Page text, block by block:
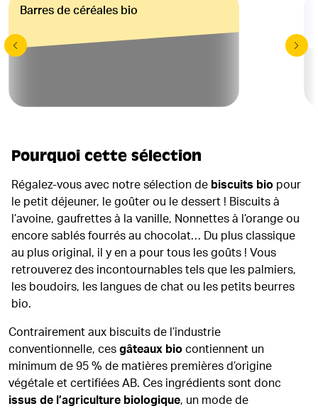
Barres de céréales bio
Pourquoi cette sélection
Régalez-vous avec notre sélection de biscuits bio pour
le petit déjeuner, le goûter ou le dessert ! Biscuits à
l’avoine, gaufrettes à la vanille, Nonnettes à l’orange ou
encore sablés fourrés au chocolat… Du plus classique
au plus original, il y en a pour tous les goûts ! Vous
retrouverez des incontournables tels que les palmiers,
les boudoirs, les langues de chat ou les petits beurres
bio.
Contrairement aux biscuits de l’industrie
conventionnelle, ces gâteaux bio contiennent un
minimum de 95 % de matières premières d’origine
végétale et certifiées AB. Ces ingrédients sont donc
issus de l’agriculture biologique, un mode de